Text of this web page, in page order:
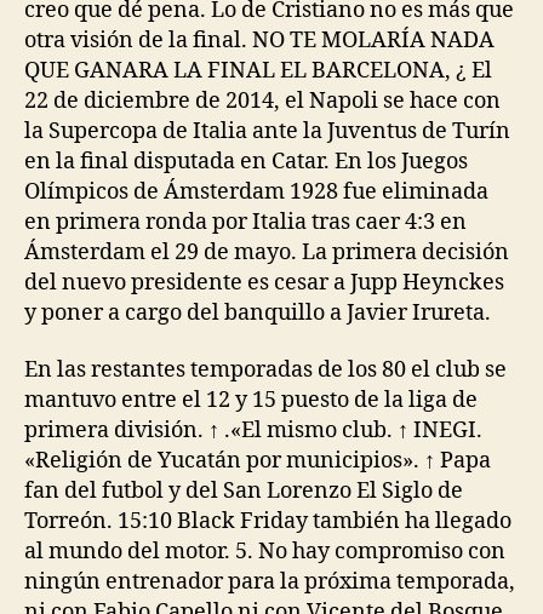
creo que dé pena. Lo de Cristiano no es más que
otra visión de la final. NO TE MOLARÍA NADA
QUE GANARA LA FINAL EL BARCELONA, ¿ El
22 de diciembre de 2014, el Napoli se hace con
la Supercopa de Italia ante la Juventus de Turín
en la final disputada en Catar. En los Juegos
Olímpicos de Ámsterdam 1928 fue eliminada
en primera ronda por Italia tras caer 4:3 en
Ámsterdam el 29 de mayo. La primera decisión
del nuevo presidente es cesar a Jupp Heynckes
y poner a cargo del banquillo a Javier Irureta.
En las restantes temporadas de los 80 el club se
mantuvo entre el 12 y 15 puesto de la liga de
primera división. ↑ .«El mismo club. ↑ INEGI.
«Religión de Yucatán por municipios». ↑ Papa
fan del futbol y del San Lorenzo El Siglo de
Torreón. 15:10 Black Friday también ha llegado
al mundo del motor. 5. No hay compromiso con
ningún entrenador para la próxima temporada,